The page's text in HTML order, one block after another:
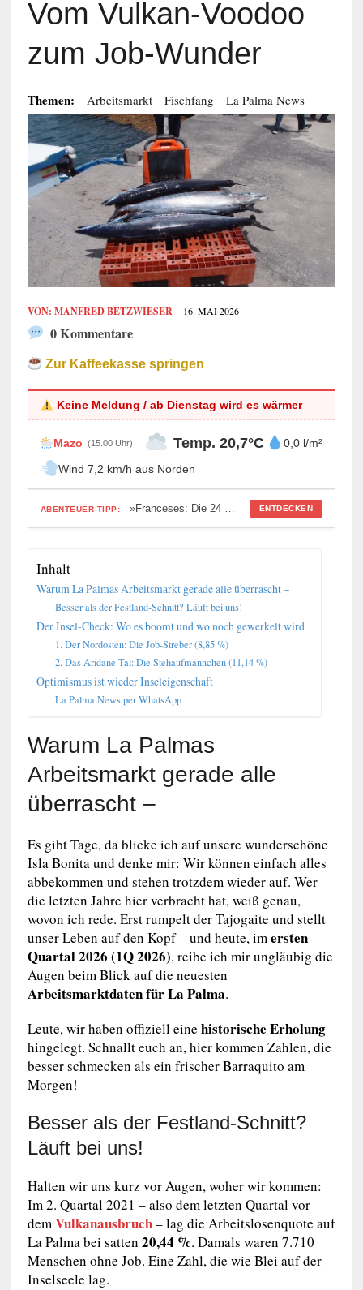
Vom Vulkan-Voodoo
zum Job-Wunder
Themen: Arbeitsmarkt Fischfang La Palma News
VON: MANFRED BETZWIESER 16. MAI 2026
0 Kommentare
Zur Kaffeekasse springen
Keine Meldung / ab Dienstag wird es wärmer
Mazo (15.00 Uhr) Temp. 20,7°C
0,0 l/m²
Wind 7,2 km/h aus Norden
ABENTEUER-TIPP: »Franceses: Die 24 Stunden, als La Palma Französisch war« ENTDECKEN
Inhalt
Warum La Palmas Arbeitsmarkt gerade alle überrascht –
Besser als der Festland-Schnitt? Läuft bei uns!
Der Insel-Check: Wo es boomt und wo noch gewerkelt wird
1. Der Nordosten: Die Job-Streber (8,85 %)
2. Das Aridane-Tal: Die Stehaufmännchen (11,14 %)
Optimismus ist wieder Inseleigenschaft
La Palma News per WhatsApp
Warum La Palmas
Arbeitsmarkt gerade alle
überrascht –
Es gibt Tage, da blicke ich auf unsere wunderschöne
Isla Bonita und denke mir: Wir können einfach alles
abbekommen und stehen trotzdem wieder auf. Wer
die letzten Jahre hier verbracht hat, weiß genau,
wovon ich rede. Erst rumpelt der Tajogaite und stellt
unser Leben auf den Kopf – und heute, imersten
Quartal 2026 (1Q 2026), reibe ich mir ungläubig die
Augen beim Blick auf die neuesten
Arbeitsmarktdaten für La Palma.
Leute, wir haben offiziell eine historische Erholung
hingelegt. Schnallt euch an, hier kommen Zahlen, die
besser schmecken als ein frischer Barraquito am
Morgen!
Besser als der Festland-Schnitt?
Läuft bei uns!
Halten wir uns kurz vor Augen, woher wir kommen:
Im 2. Quartal 2021 – also dem letzten Quartal vor
demVulkanausbruch– lag die Arbeitslosenquote auf
La Palma bei satten 20,44 %. Damals waren 7.710
Menschen ohne Job. Eine Zahl, die wie Blei auf der
Inselseele lag.